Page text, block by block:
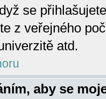
se
z veřejného
atd.
aby se